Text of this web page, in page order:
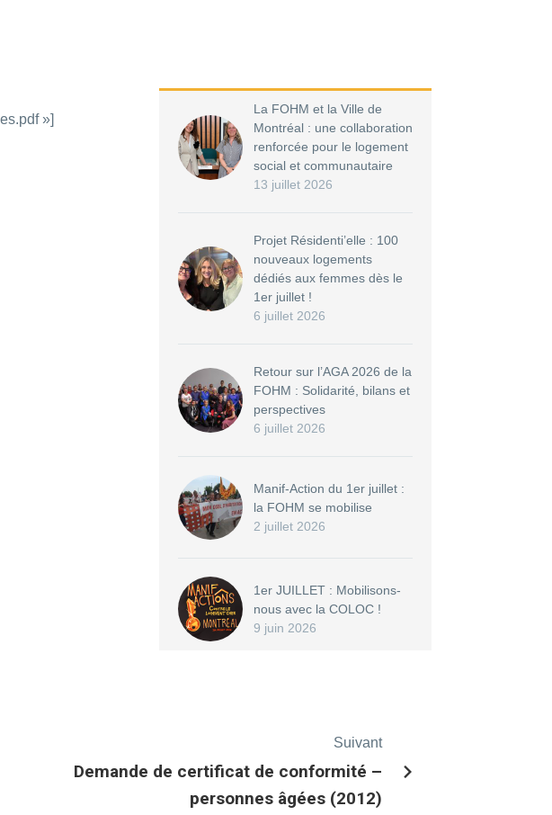
»]
La FOHM et la Ville de
Montréal : une collaboration
renforcée pour le logement
social et communautaire
13 juillet 2026
Projet Résidenti’elle : 100
nouveaux logements
dédiés aux femmes dès le
1er juillet !
6 juillet 2026
Retour sur l’AGA 2026 de la
FOHM : Solidarité, bilans et
perspectives
6 juillet 2026
Manif-Action du 1er juillet :
la FOHM se mobilise
2 juillet 2026
1er JUILLET : Mobilisons-
nous avec la COLOC !
9 juin 2026
Suivant
Demande de certificat de conformité –
personnes âgées (2012)